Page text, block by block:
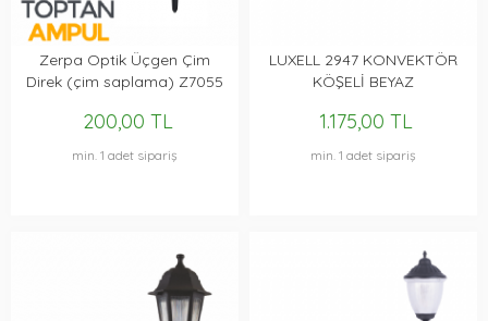
Zerpa Optik Üçgen Çim
Direk (çim saplama) Z7055
200,00 TL
min. 1 adet sipariş
LUXELL 2947 KONVEKTÖR
KÖŞELİ BEYAZ
1.175,00 TL
min. 1 adet sipariş